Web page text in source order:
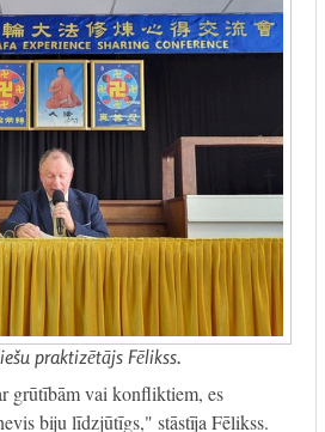
praktizētājs Fēlikss.
grūtībām vai konfliktiem, es
biju līdzjūtīgs," stāstīja Fēlikss.